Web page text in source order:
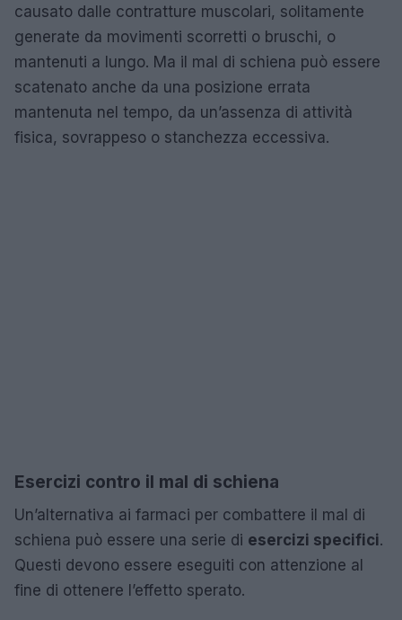
causato dalle contratture muscolari, solitamente
generate da movimenti scorretti o bruschi, o
mantenuti a lungo. Ma il mal di schiena può essere
scatenato anche da una posizione errata
mantenuta nel tempo, da un’assenza di attività
fisica, sovrappeso o stanchezza eccessiva.
Esercizi contro il mal di schiena
Un’alternativa ai farmaci per combattere il mal di
schiena può essere una serie di esercizi specifici.
Questi devono essere eseguiti con attenzione al
fine di ottenere l’effetto sperato.